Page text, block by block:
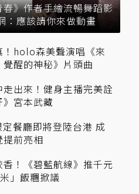
春》作者手繪流暢舞蹈影
：應該請你來做動畫
！holo森美聲演唱《來
覺醒的神秘》片頭曲
出來！健身主播完美詮
》宮本武藏
定餐廳即將登陸台港 成
提前亮相
香！《碧藍航線》推千元
米」飯糰掀議